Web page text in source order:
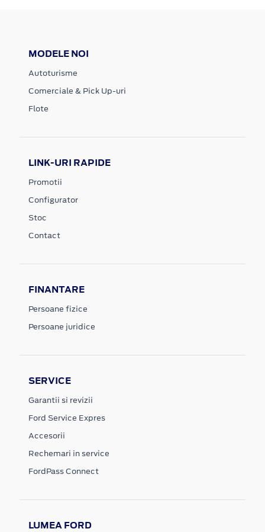
MODELE NOI
Autoturisme
Comerciale & Pick Up-uri
Flote
LINK-URI RAPIDE
Promotii
Configurator
Stoc
Contact
FINANTARE
Persoane fizice
Persoane juridice
SERVICE
Garantii si revizii
Ford Service Expres
Accesorii
Rechemari in service
FordPass Connect
LUMEA FORD